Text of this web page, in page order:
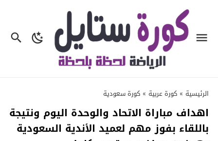
الرئيسية » كورة عربية » كورة سعودية
اهداف مباراة الاتحاد والوحدة اليوم ونتيجة
باللقاء بفوز مهم لعميد الأندية السعودية